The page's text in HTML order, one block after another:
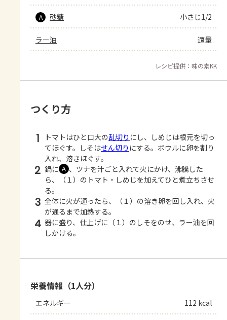
A 砂糖 小さじ1/2
ラー油 適量
レシピ提供：味の素KK
つくり方
1 トマトはひと口大の乱切り にし、しめじは根元を切っ
てほぐす。しそはせん切り にする。ボウルに卵を割り
入れ、溶きほぐす。
2 鍋に Ａ 、ツナを汁ごと入れて火にかけ、沸騰した
ら、（１）のトマト・しめじを加えてひと煮立ちさせ
る。
3 全体に火が通ったら、（１）の溶き卵を回し入れ、火
が通るまで加熱する。
4 器に盛り、仕上げに（１）のしそをのせ、ラー油を回
しかける。
栄養情報（1人分）
エネルギー 112 kcal